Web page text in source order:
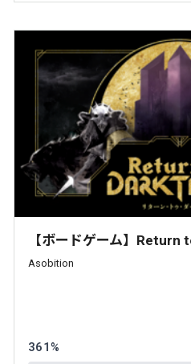
【ボードゲーム】Return
Asobition
361%